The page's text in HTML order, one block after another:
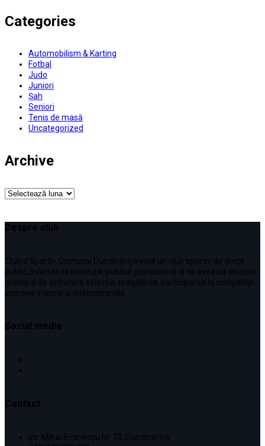
Categories
Automobilism & Karting
Fotbal
Judo
Juniori
Șah
Seniori
Tenis de masă
Uncategorized
Archive
Archive
Despre club
Clubul Sportiv Comunal Dumbrăvița este un club sportiv de drept
public, înființat ca instituţie publică polisportivă și va avea ca obiectiv
principal de activitate selecţia, pregătirea, participarea la competiţii
sportive interne şi internaționale.
Social media
Contact
str. Mihai Eminescu nr. 73, Dumbravita